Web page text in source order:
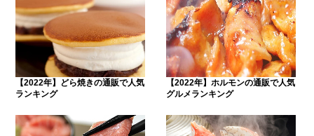
【2022年】どら焼きの通販で人気
ランキング
【2022年】ホルモンの通販で人気
グルメランキング